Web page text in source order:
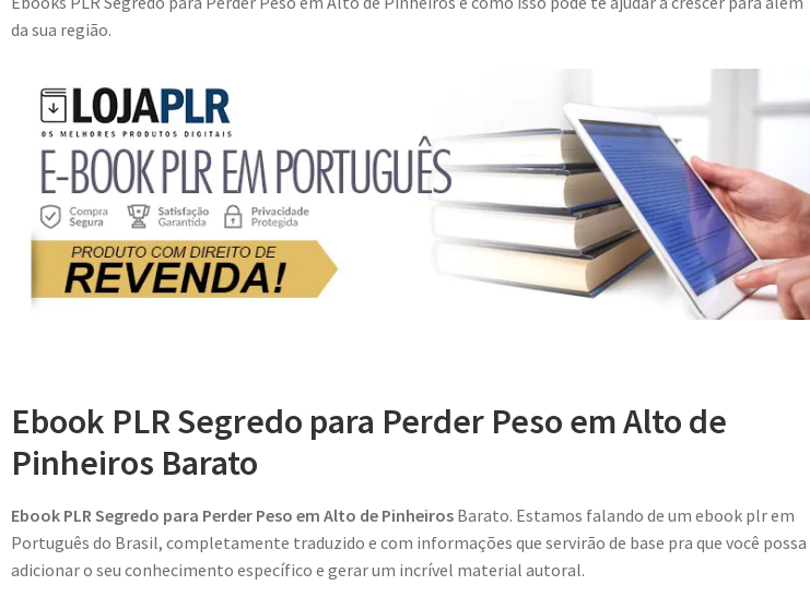
da sua região.
Ebook PLR Segredo para Perder Peso em Alto de
Pinheiros Barato
Ebook PLR Segredo para Perder Peso em Alto de Pinheiros Barato. Estamos falando de um ebook plr em
Português do Brasil, completamente traduzido e com informações que servirão de base pra que você possa
adicionar o seu conhecimento específico e gerar um incrível material autoral.